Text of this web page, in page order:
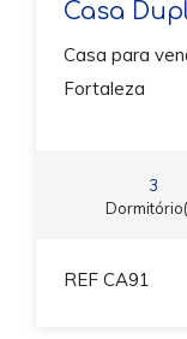
Casa
Casa para
Fortaleza
3
REF CA91